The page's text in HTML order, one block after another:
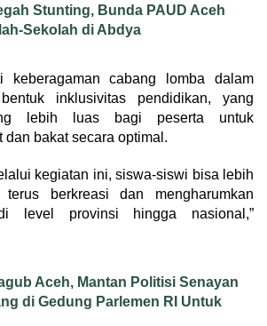
Stunting, Bunda PAUD Aceh
Sekolah di Abdya
keberagaman cabang lomba dalam
inklusivitas pendidikan, yang
lebih luas bagi peserta untuk
dan bakat secara optimal.
kegiatan ini, siswa-siswi bisa lebih
terus berkreasi dan mengharumkan
level provinsi hingga nasional,”
Aceh, Mantan Politisi Senayan
di Gedung Parlemen RI Untuk